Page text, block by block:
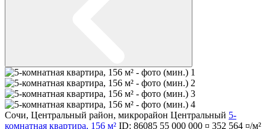
Сочи, Центральный район, микрорайон Центральный 5-
комнатная квартира, 156 м² ID: 86085 55 000 000 ¤ 352 564 ¤/м²